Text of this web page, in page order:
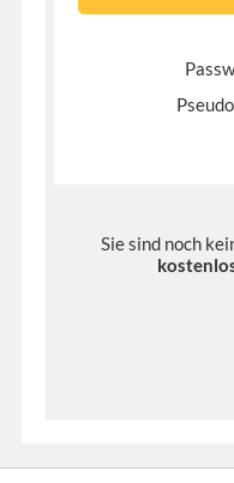
Sie sind noch